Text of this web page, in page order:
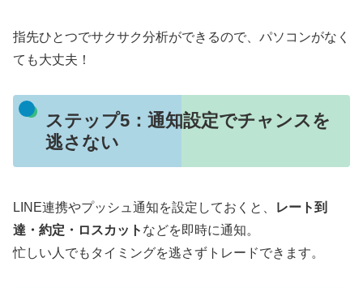
指先ひとつでサクサク分析ができるので、パソコンがなく
ても大丈夫！
ステップ5：通知設定でチャンスを
逃さない
LINE連携やプッシュ通知を設定しておくと、
レート到
達・約定・ロスカット などを即時に通知。
忙しい人でもタイミングを逃さずトレードできます。